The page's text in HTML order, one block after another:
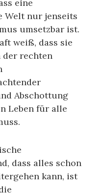
eine
Welt nur jenseits
umsetzbar ist.
weiß, dass sie
der rechten
Abschottung
Leben für alle
dass alles schon
kann, ist